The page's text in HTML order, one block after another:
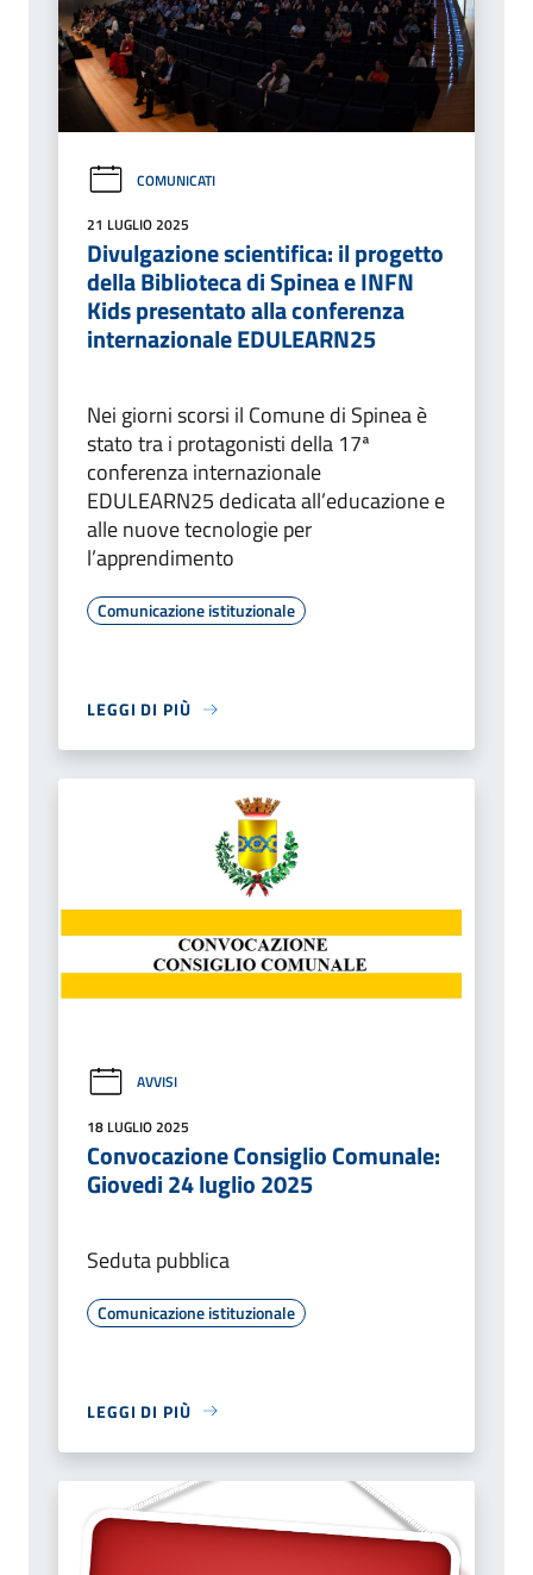
COMUNICATI
21 LUGLIO 2025
Divulgazione scientifica: il progetto
della Biblioteca di Spinea e INFN
Kids presentato alla conferenza
internazionale EDULEARN25
Nei giorni scorsi il Comune di Spinea è
stato tra i protagonisti della 17ª
conferenza internazionale
EDULEARN25 dedicata all’educazione e
alle nuove tecnologie per
l’apprendimento
Comunicazione istituzionale
LEGGI DI PIÙ
AVVISI
18 LUGLIO 2025
Convocazione Consiglio Comunale:
Giovedi 24 luglio 2025
Seduta pubblica
Comunicazione istituzionale
LEGGI DI PIÙ